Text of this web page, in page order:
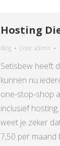
Hosting
Blog Dooradmin
Setisbew heeft
kunnen nu
one-stop-shop
inclusief
weet je zeker
7,50 per maand